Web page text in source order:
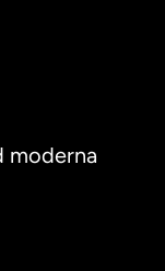
moderna